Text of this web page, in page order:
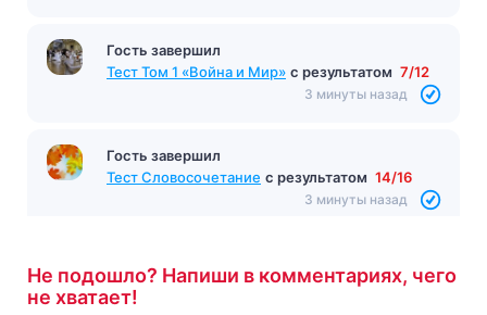
Гость завершил
Тест Том 1 «Война и Мир» с результатом 7/12
3 минуты назад
Гость завершил
Тест Словосочетание с результатом 14/16
3 минуты назад
Не подошло? Напиши в комментариях, чего
не хватает!